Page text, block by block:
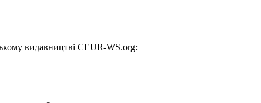
видавництві CEUR-WS.org: